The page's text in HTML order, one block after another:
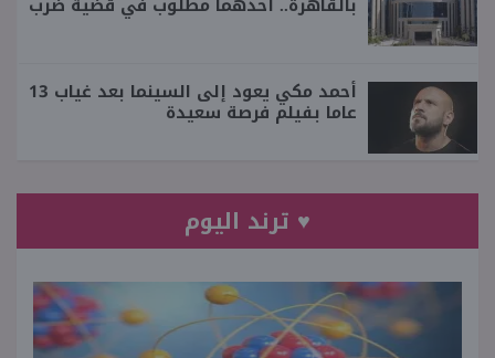
أحمد مكي يعود إلى السينما بعد غياب 13
عاما بفيلم فرصة سعيدة
♥ ترند اليوم